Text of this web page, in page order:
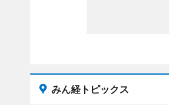
みん経トピックス